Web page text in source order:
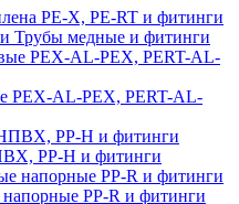
PE-X, PE-RT и фитинги
Трубы медные и фитинги
PEX-AL-PEX, PERT-AL-
PP-H и фитинги
PP-R и фитинги